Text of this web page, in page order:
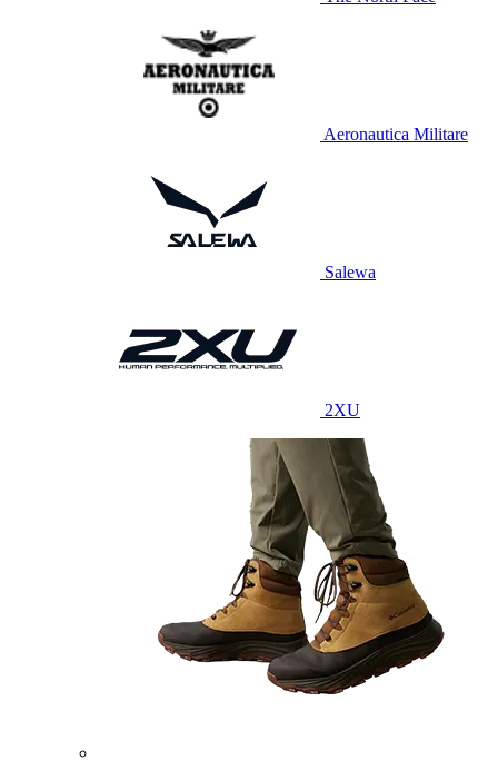
Aeronautica Militare
Salewa
2XU